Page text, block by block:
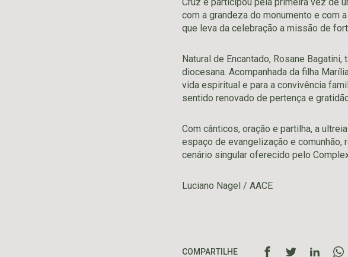
com a grandeza do monumento e com
que leva da celebração a missão de
Natural de Encantado, Rosane
diocesana. Acompanhada da filha
vida espiritual e para a convivência
sentido renovado de pertença e
Com cânticos, oração e partilha, a
espaço de evangelização e
cenário singular oferecido pelo
Luciano Nagel / AACE
COMPARTILHE